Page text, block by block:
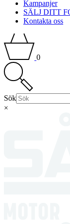
Kampanjer
SÄLJ DITT
Kontakta oss
0
Sök
×